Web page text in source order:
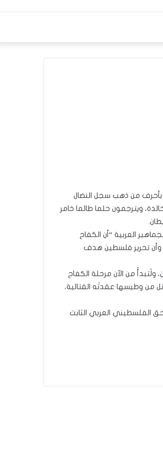
بأحرف من ذهب سجل النضال
ويترجمون حلما طالما خامر
العربية “أن الكفاح
وأن تحرير فلسطين هدف
ولْتبدأْ من الآن مرحلة الكفاح
من وطيسها عقدتَه القتالية،
الفلسطيني العربي الثابت